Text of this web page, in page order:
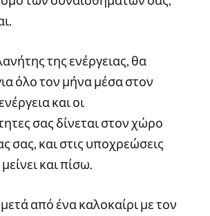
της ενέργειας, θα
όλο τον μήνα μέσα στον
και οι
σας δίνεται στον χώρο
σας, και στις υποχρεώσεις
και πίσω.
από ένα καλοκαίρι με τον